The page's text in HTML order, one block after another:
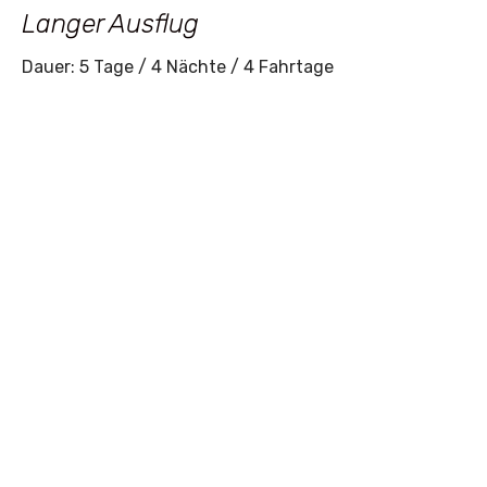
Langer Ausflug
Dauer: 5 Tage / 4 Nächte / 4 Fahrtage